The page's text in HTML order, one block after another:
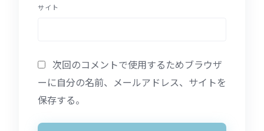
サイト
次回のコメントで使用するためブラウザ
ーに自分の名前、メールアドレス、サイトを
保存する。